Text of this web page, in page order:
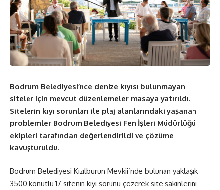
Bodrum Belediyesi’nce denize kıyısı bulunmayan
siteler için mevcut düzenlemeler masaya yatırıldı.
Sitelerin kıyı sorunları ile plaj alanlarındaki yaşanan
problemler Bodrum Belediyesi Fen İşleri Müdürlüğü
ekipleri tarafından değerlendirildi ve çözüme
kavuşturuldu.
Bodrum Belediyesi Kızılburun Mevkii’nde bulunan yaklaşık
3500 konutlu 17 sitenin kıyı sorunu çözerek site sakinlerini